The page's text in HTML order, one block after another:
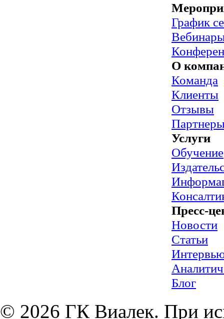
График
О
Команда
Клиенты
Отзывы
Услуги
Обучение
Пресс-
Новости
Статьи
Блог
© 2026 ГК Виалек. При